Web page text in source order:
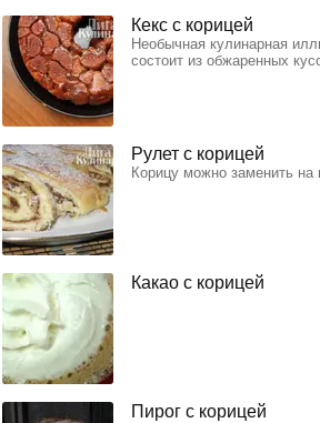
Кекс с корицей
Необычная кулинарная
состоит из обжаренных
Рулет с корицей
Корицу можно заменить на
Какао с корицей
Пирог с корицей